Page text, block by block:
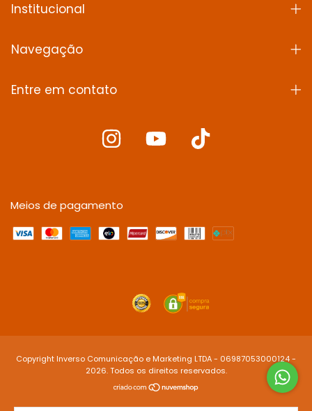
Institucional
Navegação
Entre em contato
Meios de pagamento
Copyright Inverso Comunicação e Marketing LTDA - 06987053000124 -
2026. Todos os direitos reservados.